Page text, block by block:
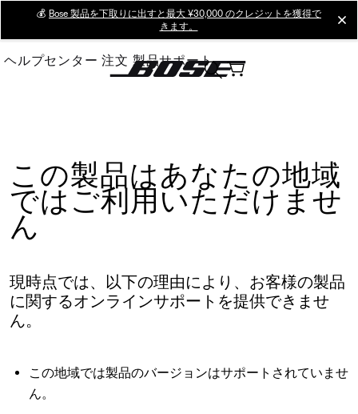
Main
💰 Bose 製品を下取りに出すと最大 ¥30,000 のクレジットを獲得で
きます。
ヘルプセンター 注文 製品サポート
この製品はあなたの地域
ではご利用いただけませ
ん
現時点では、以下の理由により、お客様の製品
に関するオンラインサポートを提供できませ
ん。
この地域では製品のバージョンはサポートされていませ
ん。